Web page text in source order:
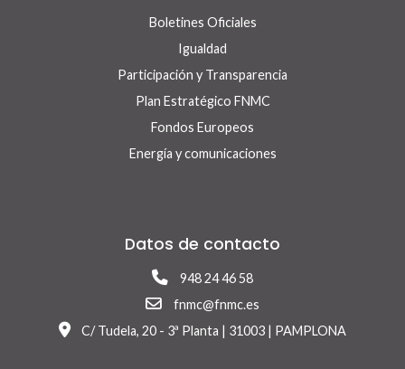
Boletines Oficiales
Igualdad
Participación y Transparencia
Plan Estratégico FNMC
Fondos Europeos
Energía y comunicaciones
Datos de contacto
948 24 46 58
fnmc@fnmc.es
C/ Tudela, 20 - 3ª Planta | 31003 | PAMPLONA